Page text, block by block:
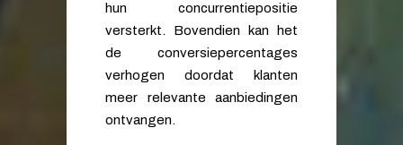
hun concurrentiepositie
versterkt. Bovendien kan het
de conversiepercentages
verhogen doordat klanten
meer relevante aanbiedingen
ontvangen.